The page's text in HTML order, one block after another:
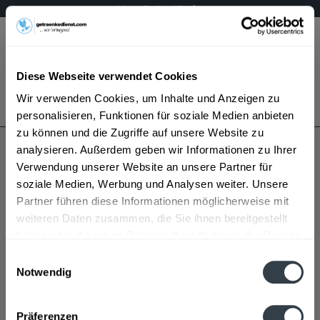
Diese Webseite verwendet Cookies
Wir verwenden Cookies, um Inhalte und Anzeigen zu
personalisieren, Funktionen für soziale Medien anbieten
zu können und die Zugriffe auf unsere Website zu
analysieren. Außerdem geben wir Informationen zu Ihrer
Verwendung unserer Website an unsere Partner für
soziale Medien, Werbung und Analysen weiter. Unsere
Partner führen diese Informationen möglicherweise mit
weiteren Daten zusammen, die Sie ihnen bereitgestellt
Notwendig
Präferenzen
Mo – Fr 9 – 17 Uhr
Menü
Bestellung widerrufen
Es gilt unsere Datenschutzerklärung
Hitchcock
Hitchcock wird in den folgenden Regionen, Städten,